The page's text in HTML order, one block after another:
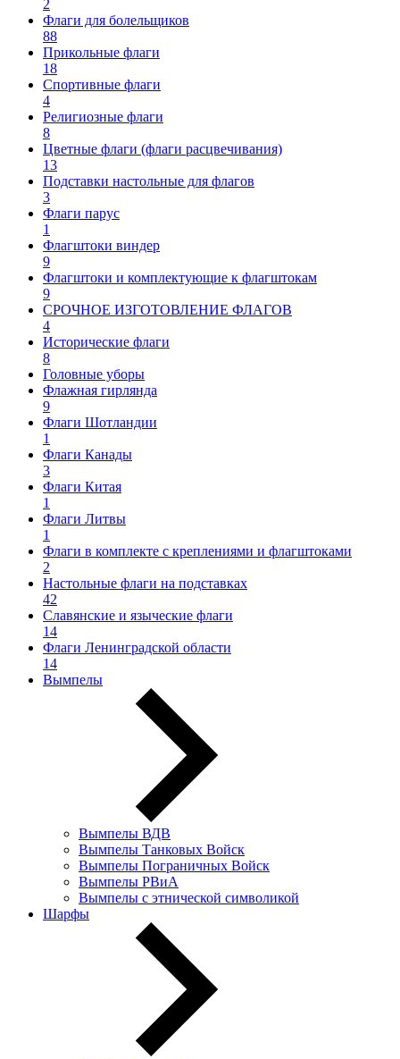
2
Флаги для болельщиков
88
Прикольные флаги
18
Спортивные флаги
4
Религиозные флаги
8
Цветные флаги (флаги расцвечивания)
13
Подставки настольные для флагов
3
Флаги парус
1
Флагштоки виндер
9
Флагштоки и комплектующие к флагштокам
9
СРОЧНОЕ ИЗГОТОВЛЕНИЕ ФЛАГОВ
4
Исторические флаги
8
Головные уборы
Флажная гирлянда
9
Флаги Шотландии
1
Флаги Канады
3
Флаги Китая
1
Флаги Литвы
1
Флаги в комплекте с креплениями и флагштоками
2
Настольные флаги на подставках
42
Славянские и языческие флаги
14
Флаги Ленинградской области
14
Вымпелы
Вымпелы ВДВ
Вымпелы Танковых Войск
Вымпелы Пограничных Войск
Вымпелы РВиА
Вымпелы с этнической символикой
Шарфы